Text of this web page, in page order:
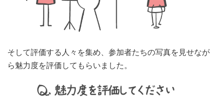
そして評価する人々を集め、参加者たちの写真を見せなが
ら魅力度を評価してもらいました。